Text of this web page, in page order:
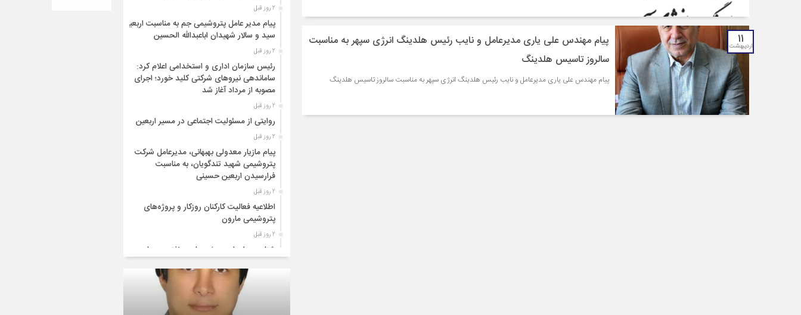
۱۱
اردیبهشت
پیام مهندس علی یاری مدیرعامل و نایب رئیس هلدینگ انرژی سپهر به مناسبت
سالروز تاسیس هلدینگ
پیام مهندس علی یاری مدیرعامل و نایب رئیس هلدینگ انرژی سپهر به مناسبت سالروز تاسیس هلدینگ
2 روز قبل
پیام مدیر عامل پتروشیمی جم به مناسبت اربعین
سید و سالار شهیدان اباعبدالله الحسین
2 روز قبل
رئیس سازمان اداری و استخدامی اعلام کرد:
ساماندهی نیروهای شرکتی کلید خورد؛ اجرای
مصوبه از مرداد آغاز شد
2 روز قبل
روایتی از مسئولیت اجتماعی در مسیر اربعین
2 روز قبل
پیام مازیار معدولی بهبهانی، مدیرعامل شرکت
پتروشیمی شهید تندگویان، به مناسبت
فرارسیدن اربعین حسینی
2 روز قبل
اطلاعیه فعالیت کارکنان روزکار و پروژه‌های
پتروشیمی مارون
2 روز قبل
شتاب در اجرای پروژه میادین نفتی سومار
ورود به فاز عملیاتی این پروژه